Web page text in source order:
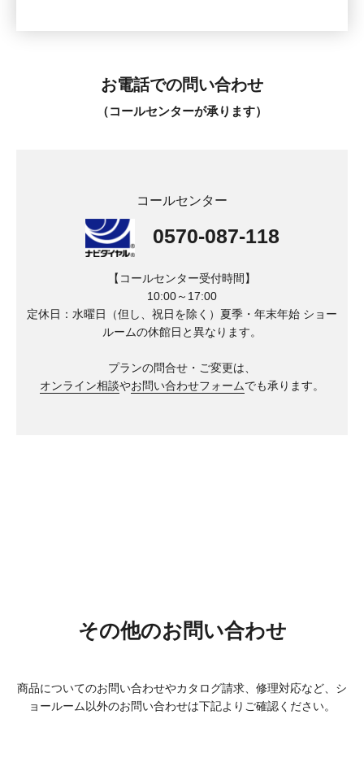
お電話での問い合わせ
（コールセンターが承ります）
コールセンター
0570-087-118
【コールセンター受付時間】
10:00～17:00
定休日：水曜日（但し、祝日を除く）夏季・年末年始 ショー
ルームの休館日と異なります。
プランの問合せ・ご変更は、
オンライン相談やお問い合わせフォームでも承ります。
その他のお問い合わせ
商品についてのお問い合わせやカタログ請求、修理対応など、 シ
ョールーム以外のお問い合わせは下記よりご確認ください。